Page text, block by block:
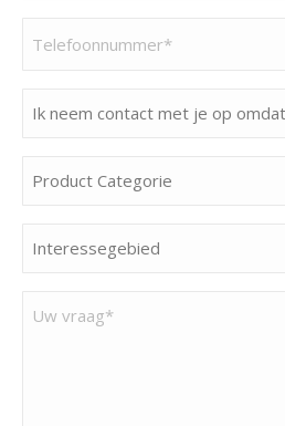
met
op
(Vereist)
Product
Interessegebied